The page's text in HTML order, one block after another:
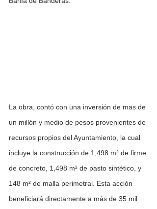
La obra, contó con una inversión de mas de
un millón y medio de pesos provenientes de
recursos propios del Ayuntamiento, la cual
incluye la construcción de 1,498 m² de firme
de concreto, 1,498 m² de pasto sintético, y
148 m² de malla perimetral. Esta acción
beneficiará directamente a más de 35 mil